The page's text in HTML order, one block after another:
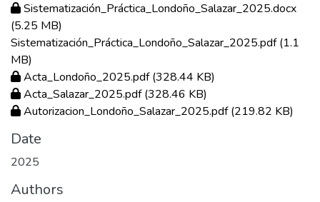
Sistematización_Práctica_Londoño_Salazar_2025.docx
(5.25 MB)
Sistematización_Práctica_Londoño_Salazar_2025.pdf(1.1
MB)
Acta_Londoño_2025.pdf(328.44 KB)
Acta_Salazar_2025.pdf(328.46 KB)
Autorizacion_Londoño_Salazar_2025.pdf(219.82 KB)
Date
2025
Authors